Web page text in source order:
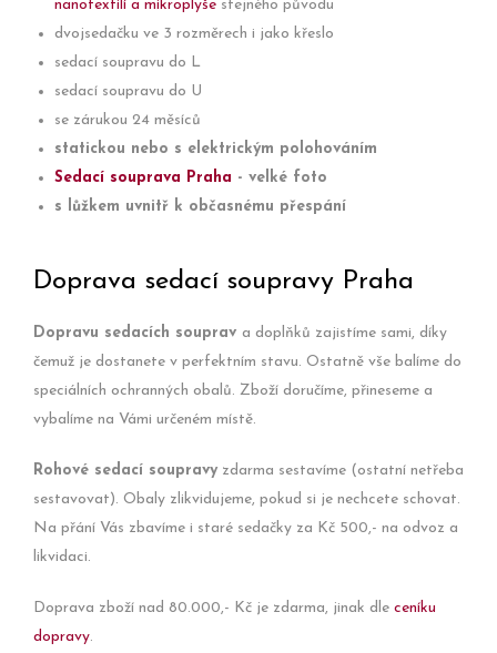
nanotextilí a mikroplyše stejného původu
dvojsedačku ve 3 rozměrech i jako křeslo
sedací soupravu do L
sedací soupravu do U
se zárukou 24 měsíců
statickou nebo s elektrickým polohováním
Sedací souprava Praha - velké foto
s lůžkem uvnitř k občasnému přespání
Doprava sedací soupravy Praha
Dopravu sedacích souprav a doplňků zajistíme sami, díky
čemuž je dostanete v perfektním stavu. Ostatně vše balíme do
speciálních ochranných obalů. Zboží doručíme, přineseme a
vybalíme na Vámi určeném místě.
Rohové sedací soupravy zdarma sestavíme (ostatní netřeba
sestavovat). Obaly zlikvidujeme, pokud si je nechcete schovat.
Na přání Vás zbavíme i staré sedačky za Kč 500,- na odvoz a
likvidaci.
Doprava zboží nad 80.000,- Kč je zdarma, jinak dle ceníku
dopravy.